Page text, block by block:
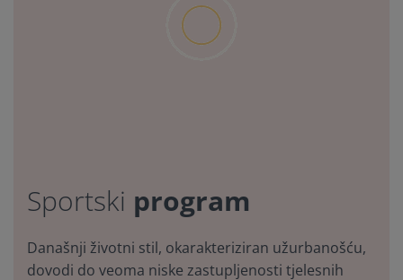
Sportski program
Današnji životni stil, okarakteriziran užurbanošću,
dovodi do veoma niske zastupljenosti tjelesnih